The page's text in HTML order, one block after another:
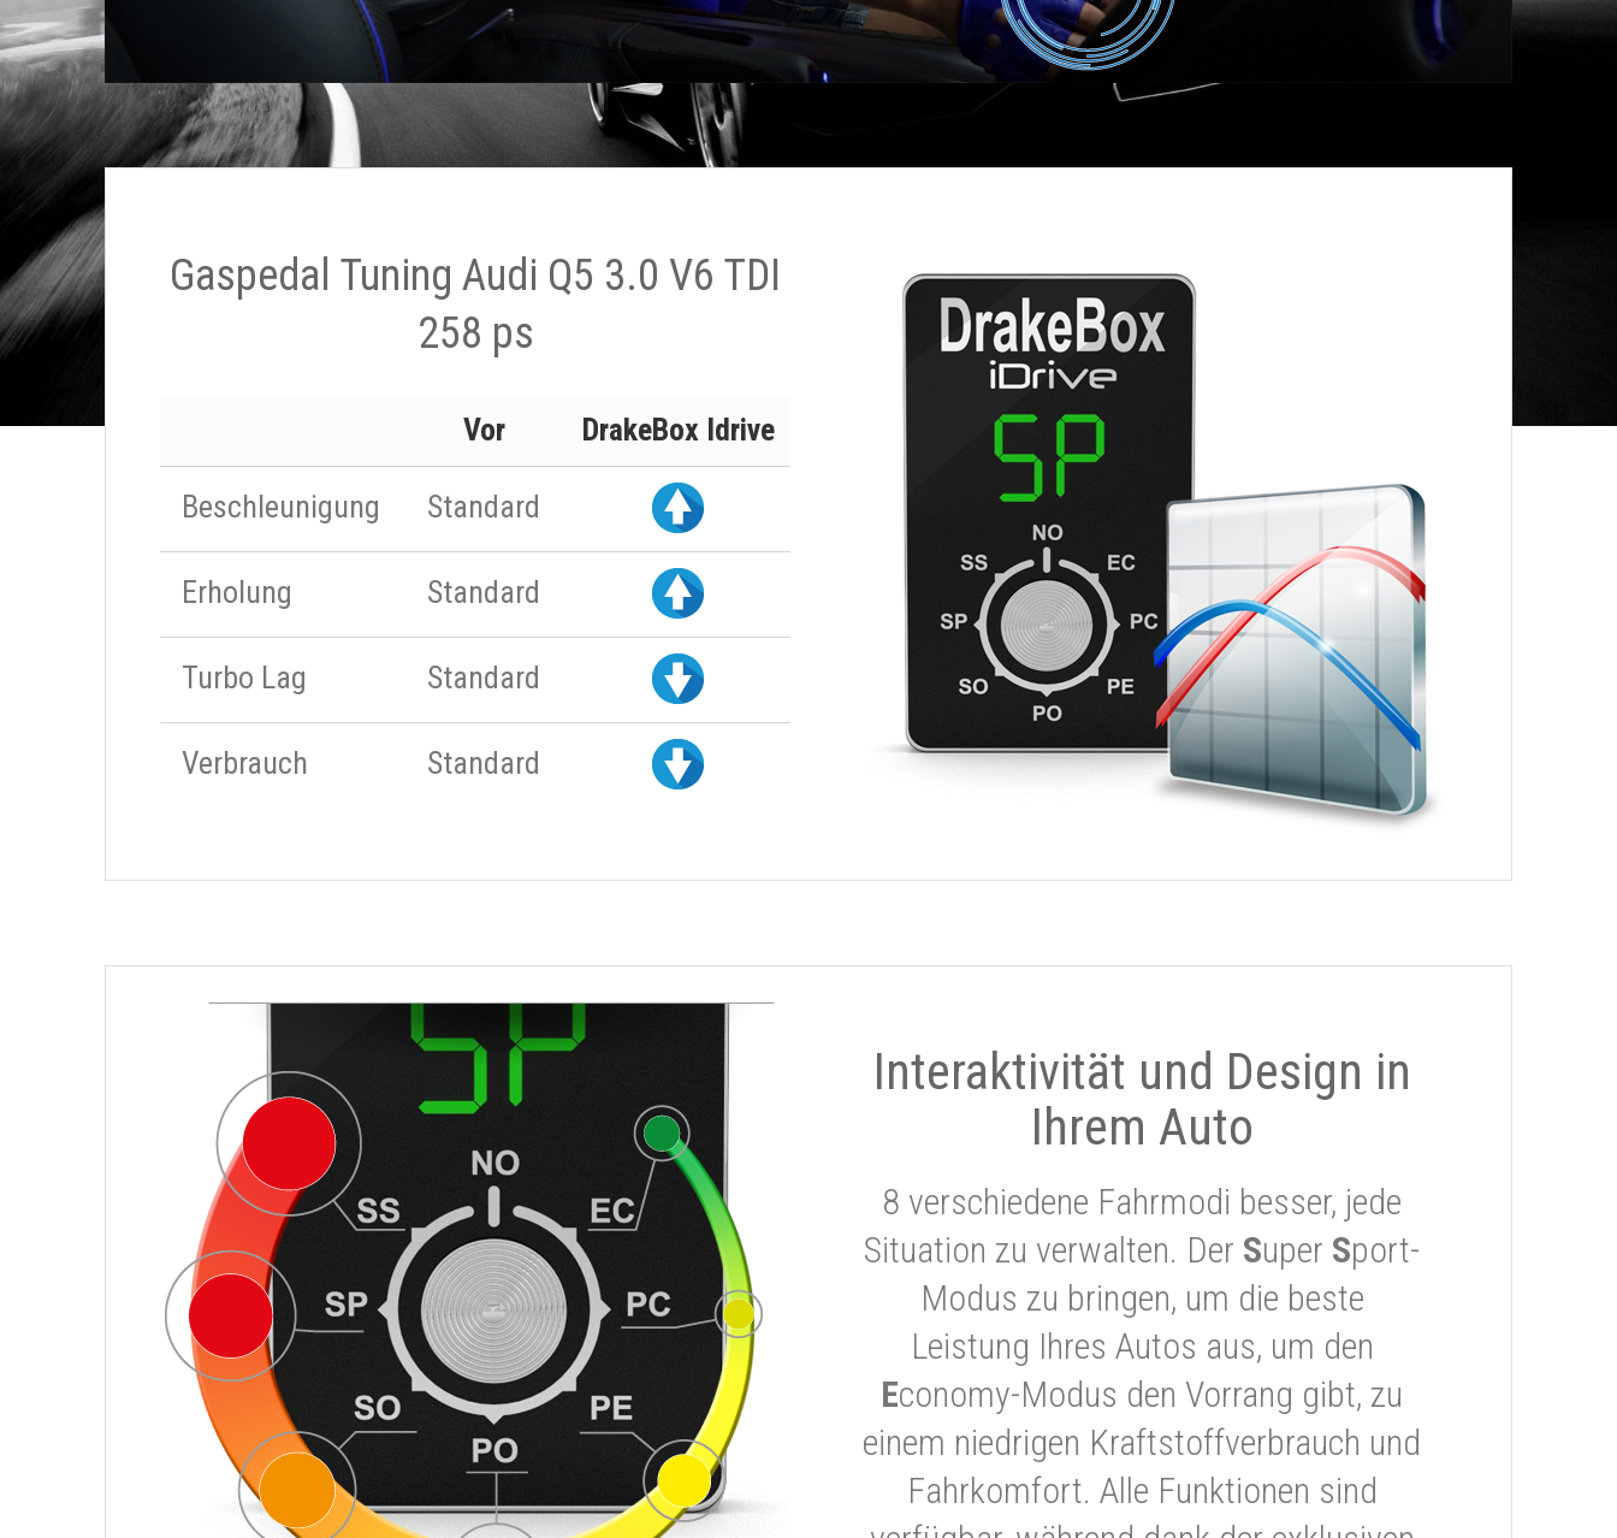
Gaspedal Tuning Audi Q5 3.0 V6 TDI
258 ps
Vor DrakeBox Idrive
Beschleunigung Standard
Erholung Standard
Turbo Lag Standard
Verbrauch Standard
Interaktivität und Design in
Ihrem Auto
8 verschiedene Fahrmodi besser, jede
Situation zu verwalten. Der Super Sport-
Modus zu bringen, um die beste
Leistung Ihres Autos aus, um den
Economy-Modus den Vorrang gibt, zu
einem niedrigen Kraftstoffverbrauch und
Fahrkomfort. Alle Funktionen sind